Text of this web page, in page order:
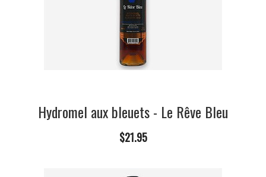
Hydromel aux bleuets - Le Rêve Bleu
$21.95